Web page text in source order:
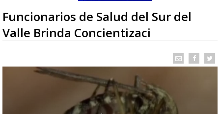
Funcionarios de Salud del Sur del
Valle Brinda Concientizaci